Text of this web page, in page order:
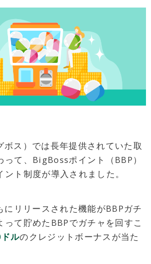
ボス）では長年提供されていた取
って、BigBossポイント（BBP）
ント制度が導入されました。
にリリースされた機能がBBPガチ
って貯めたBBPでガチャを回すこ
ルのクレジットボーナスが当た